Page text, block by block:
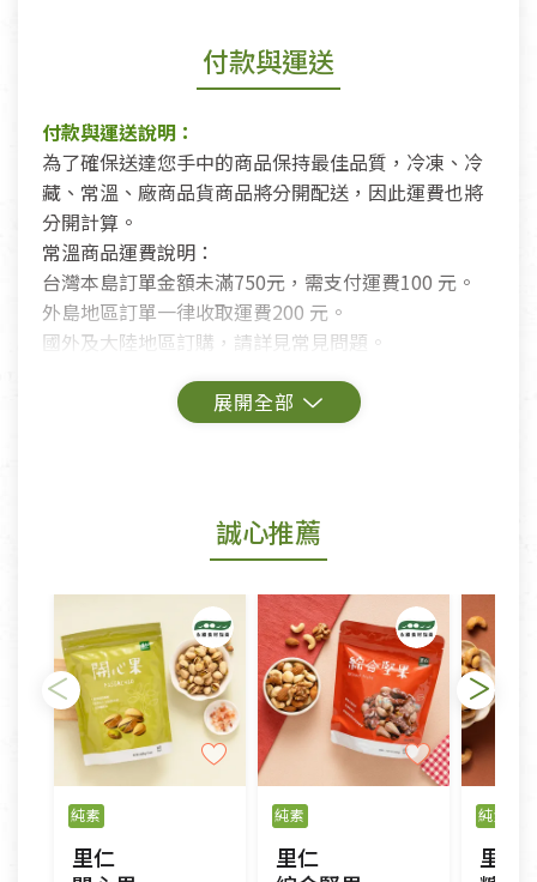
付款與運送
付款與運送說明：
為了確保送達您手中的商品保持最佳品質，冷凍、冷
藏、常溫、廠商品貨商品將分開配送，因此運費也將
分開計算。
常溫商品運費說明：
台灣本島訂單金額未滿750元，需支付運費100 元。
外島地區訂單一律收取運費200 元。
國外及大陸地區訂購，請詳見常見問題。
鑑賞期商品說明：
若您購買的商品有下列「不適用七天鑑賞期商品」情
形者，除商品瑕疵以外，恕不接受退換貨.
依消保法之規定提供該商品七天免費鑑賞期(含例假
日)的服務，原則上若商品未經使用或被汙損(除商品
瑕疵)，一般皆可申請退換貨。
不適用七天鑑賞期商品：
以數位或電磁紀錄形式儲存之商品、易於變質或損壞
之商品、以及性質上無法或不適合退換之商品：如
CD、VCD、DVD、電腦軟體，若產品瑕疵無法讀取僅
接受原片換新。
誠心推薦
純素
里仁
純素
里仁
純素
里仁